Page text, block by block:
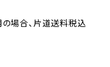
の場合、片道送料税込